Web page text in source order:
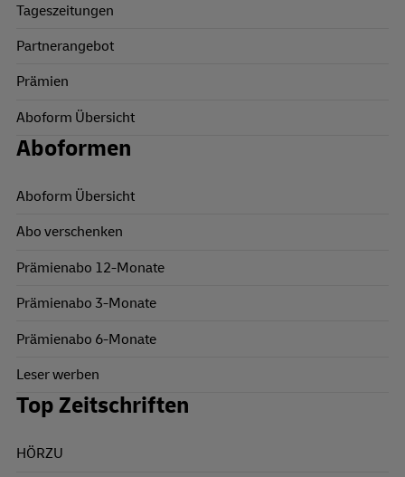
Tageszeitungen
Partnerangebot
Prämien
Aboform Übersicht
Aboformen
Aboform Übersicht
Abo verschenken
Prämienabo 12-Monate
Prämienabo 3-Monate
Prämienabo 6-Monate
Leser werben
Top Zeitschriften
HÖRZU